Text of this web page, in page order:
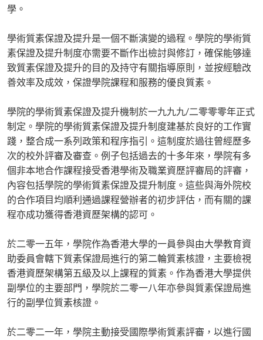
學。
學術質素保證及提升是一個不斷演變的過程。學院的學術質
素保證及提升制度亦需要不斷作出檢討與修訂，確保能够達
致質素保證及提升的目的及持守有關指導原則，並按經驗改
善效率及成效，保證學院課程和服務的優良質素。
學院的學術質素保證及提升機制於一九九九/二零零零年正式
制定。學院的學術質素保證及提升制度建基於良好的工作實
踐，整合成一系列政策和程序指引。這制度於過往曾經歷多
次的校外評審及審查。例子包括過去的十多年來，學院有多
個非本地合作課程接受香港學術及職業資歷評審局的評審，
內容包括學院的學術質素保證及提升制度。這些與海外院校
的合作項目均順利通過課程營辦者的初步評估，而有關的課
程亦成功獲得香港資歷架構的認可。
於二零一五年，學院作為香港大學的一員參與由大學教育資
助委員會轄下質素保證局進行的第二輪質素核證，主要檢視
香港資歷架構第五級及以上課程的質素。作為香港大學提供
副學位的主要部門，學院於二零一八年亦參與質素保證局進
行的副學位質素核證。
於二零二一年，學院主動接受國際學術質素評審，以進行國